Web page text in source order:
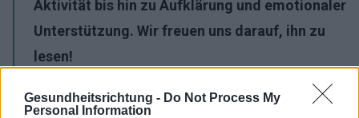
Gesundheitsrichtung - Do Not Process My
Personal Information
Aktivität bis hin zu Aufklärung und emotionaler
Unterstützung. Wir freuen uns darauf, ihn zu
lesen!
Werbung: